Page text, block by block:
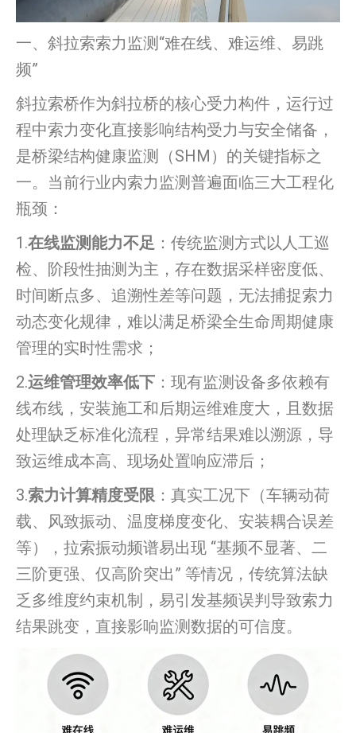
一、斜拉索索力监测“难在线、难运维、易跳
频”
斜拉索桥作为斜拉桥的核心受力构件，运行过
程中索力变化直接影响结构受力与安全储备，
是桥梁结构健康监测（SHM）的关键指标之
一。当前行业内索力监测普遍面临三大工程化
瓶颈：
1.在线监测能力不足 ：传统监测方式以人工巡
检、阶段性抽测为主，存在数据采样密度低、
时间断点多、追溯性差等问题，无法捕捉索力
动态变化规律，难以满足桥梁全生命周期健康
管理的实时性需求；
2.运维管理效率低下 ：现有监测设备多依赖有
线布线，安装施工和后期运维难度大，且数据
处理缺乏标准化流程，异常结果难以溯源，导
致运维成本高、现场处置响应滞后；
3.索力计算精度受限 ：真实工况下（车辆动荷
载、风致振动、温度梯度变化、安装耦合误差
等），拉索振动频谱易出现 “基频不显著、二
三阶更强、仅高阶突出” 等情况，传统算法缺
乏多维度约束机制，易引发基频误判导致索力
结果跳变，直接影响监测数据的可信度。